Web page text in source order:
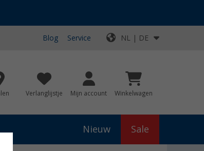
Blog Service NL | DE
Verlanglijstje Mijn account Winkelwagen
Nieuw Sale